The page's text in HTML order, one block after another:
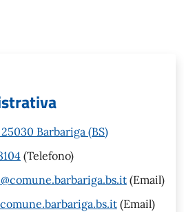
25030 Barbariga (BS)
(Telefono)
(Email)
(Email)